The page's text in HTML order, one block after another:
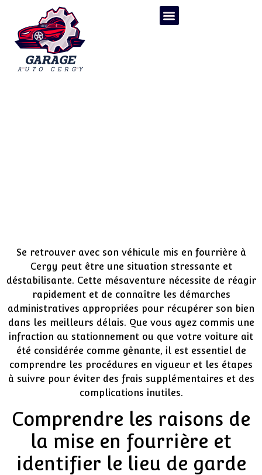
Se retrouver avec son véhicule mis en fourrière à
Cergy peut être une situation stressante et
déstabilisante. Cette mésaventure nécessite de réagir
rapidement et de connaître les démarches
administratives appropriées pour récupérer son bien
dans les meilleurs délais. Que vous ayez commis une
infraction au stationnement ou que votre voiture ait
été considérée comme gênante, il est essentiel de
comprendre les procédures en vigueur et les étapes
à suivre pour éviter des frais supplémentaires et des
complications inutiles.
Comprendre les raisons de
la mise en fourrière et
identifier le lieu de garde